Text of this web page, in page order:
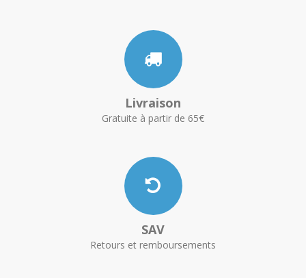
Livraison
Gratuite à partir de 65€
SAV
Retours et remboursements